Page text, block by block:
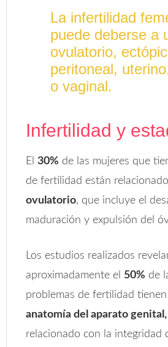
La infertilidad
puede deberse a
ovulatorio,
peritoneal,
o vaginal.
Infertilidad y
El30% de las mujeres que
de fertilidad están
ovulatorio, que incluye el
maduración y expulsión del
Los estudios realizados
aproximadamente el 50% de
problemas de fertilidad
anatomía del aparato genital,
relacionado con la integridad